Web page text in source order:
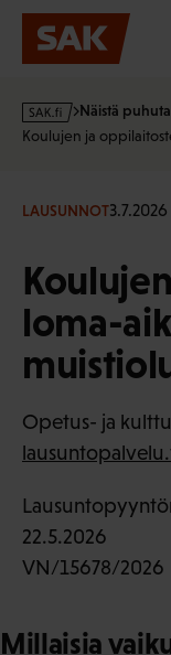
Hyppää
sisältöön
s
a
f
Näistä
Koulujen ja
LAUSUNNOT
loma-
Opetus- ja
22.5.2026
VN/15678/2026
Millaisia